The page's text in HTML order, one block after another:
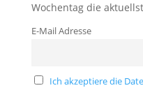
Wochentag die
E-Mail Adresse
Ich akzeptiere die